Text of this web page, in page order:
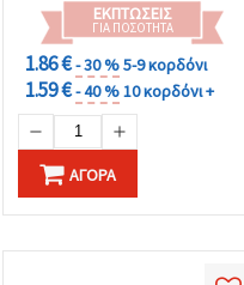
ΕΚΠΤΏΣΕΙΣ
ΓΙΑ ΠΟΣΌΤΗΤΑ
1.86 €- 30 %5-9 κορδόνι
1.59 €- 40 %10 κορδόνι +
ΑΓΟΡΆ